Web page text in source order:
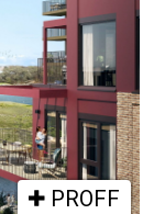
PROFF